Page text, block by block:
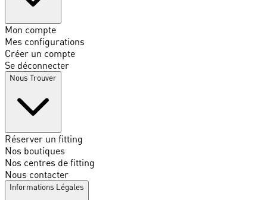
Mon compte
Mes configurations
Créer un compte
Se déconnecter
Nous Trouver
Réserver un fitting
Nos boutiques
Nos centres de fitting
Nous contacter
Informations Légales